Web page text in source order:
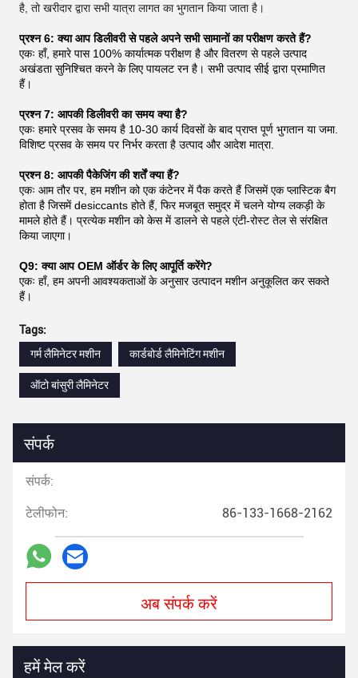
है, तो खरीदार द्वारा सभी यात्रा लागत का भुगतान किया जाता है।
प्रश्न 6: क्या आप डिलीवरी से पहले अपने सभी सामानों का परीक्षण करते हैं?
एकः हाँ, हमारे पास 100% कार्यात्मक परीक्षण है और वितरण से पहले उत्पाद
अखंडता सुनिश्चित करने के लिए पायलट रन है। सभी उत्पाद सीई द्वारा प्रमाणित
हैं।
प्रश्न 7: आपकी डिलीवरी का समय क्या है?
एकः हमारे प्रसव के समय है 10-30 कार्य दिवसों के बाद प्राप्त पूर्ण भुगतान या जमा.
विशिष्ट प्रसव के समय पर निर्भर करता है उत्पाद और आदेश मात्रा.
प्रश्न 8: आपकी पैकेजिंग की शर्तें क्या हैं?
एकः आम तौर पर, हम मशीन को एक कंटेनर में पैक करते हैं जिसमें एक प्लास्टिक बैग
होता है जिसमें desiccants होते हैं, फिर मजबूत समुद्र में चलने योग्य लकड़ी के
मामले होते हैं। प्रत्येक मशीन को केस में डालने से पहले एंटी-रोस्ट तेल से संरक्षित
किया जाएगा।
Q9: क्या आप OEM ऑर्डर के लिए आपूर्ति करेंगे?
एकः हाँ, हम अपनी आवश्यकताओं के अनुसार उत्पादन मशीन अनुकूलित कर सकते
हैं।
Tags:
गर्म लैमिनेटर मशीन
कार्डबोर्ड लैमिनेटिंग मशीन
ऑटो बांसुरी लैमिनेटर
संपर्क
संपर्क:
टेलीफोन: 86-133-1668-2162
अब संपर्क करें
हमें मेल करें